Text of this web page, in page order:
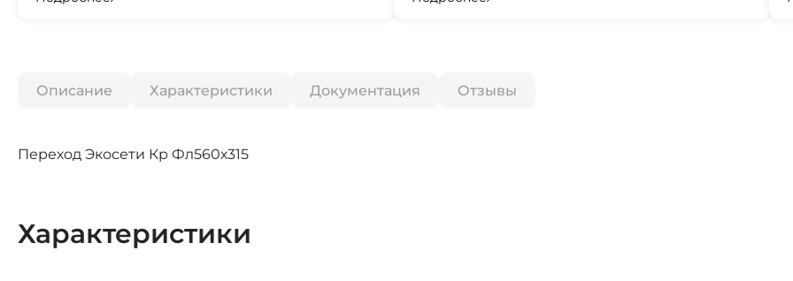
Описание Характеристики Документация Отзывы
Переход Экосети Кр Фл560х315
Характеристики